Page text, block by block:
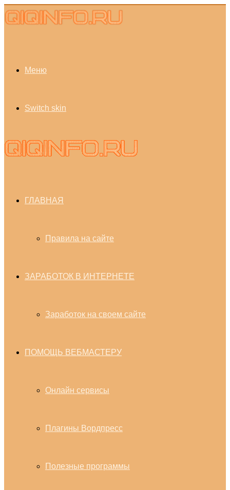
Меню
Switch skin
ГЛАВНАЯ
Правила на сайте
ЗАРАБОТОК В ИНТЕРНЕТЕ
Заработок на своем сайте
ПОМОЩЬ ВЕБМАСТЕРУ
Онлайн сервисы
Плагины Вордпресс
Полезные программы